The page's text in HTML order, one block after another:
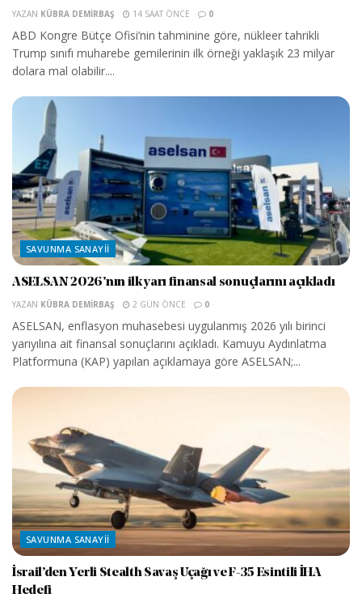
YAZAN KÜBRA DEMIRBAŞ 14 SAAT ÖNCE 0
ABD Kongre Bütçe Ofisi’nin tahminine göre, nükleer tahrikli
Trump sınıfı muharebe gemilerinin ilk örneği yaklaşık 23 milyar
dolara mal olabilir....
SAVUNMA SANAYII
ASELSAN 2026’nın ilk yarı finansal sonuçlarını açıkladı
YAZAN KÜBRA DEMIRBAŞ 2 GÜN ÖNCE 0
ASELSAN, enflasyon muhasebesi uygulanmış 2026 yılı birinci
yarıyılına ait finansal sonuçlarını açıkladı. Kamuyu Aydınlatma
Platformuna (KAP) yapılan açıklamaya göre ASELSAN;...
SAVUNMA SANAYII
İsrail’den Yerli Stealth Savaş Uçağı ve F-35 Esintili İHA
Hedefi